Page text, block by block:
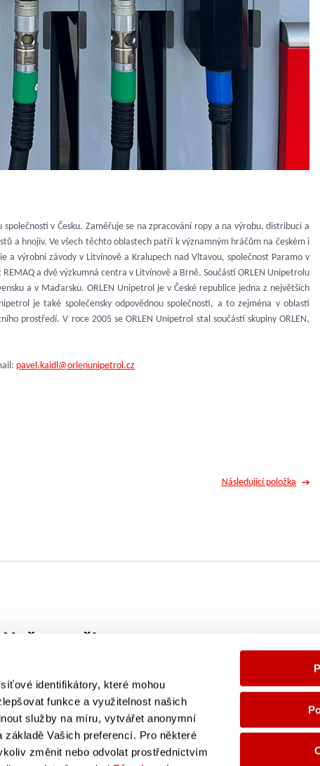
identifikátory, které mohou
funkce a využitelnost našich
služby na míru, vytvářet anonymní
Vašich preferencí. Pro některé
změnit nebo odvolat prostřednictvím
v Česku. Zaměřuje se na zpracování ropy a na výrobu, distribuci a
a hnojiv. Ve všech těchto oblastech patří k významným hráčům na českém i
a výrobní závody v Litvínově a Kralupech nad Vltavou, společnost Paramo v
a dvě výzkumná centra v Litvínově a Brně. Součástí ORLEN Unipetrolu
a v Maďarsku. ORLEN Unipetrol je v České republice jedna z největších
je také společensky odpovědnou společností, a to zejména v oblasti
prostředí. V roce 2005 se ORLEN Unipetrol stal součástí skupiny ORLEN,
pavel.kaidl@orlenunipetrol.cz
Následující položka
Naše značky
Youtube
© ORLEN UNIPETROL